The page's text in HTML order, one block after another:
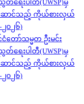
တော်သမ္မတ ဦးမင်း
ေးပါတီ(UWSP)မှ
ဆောင်သည့် ကိုယ်စားလှယ်
၀၂၆)